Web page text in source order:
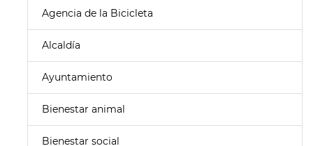
Agencia de la Bicicleta
Alcaldía
Ayuntamiento
Bienestar animal
Bienestar social